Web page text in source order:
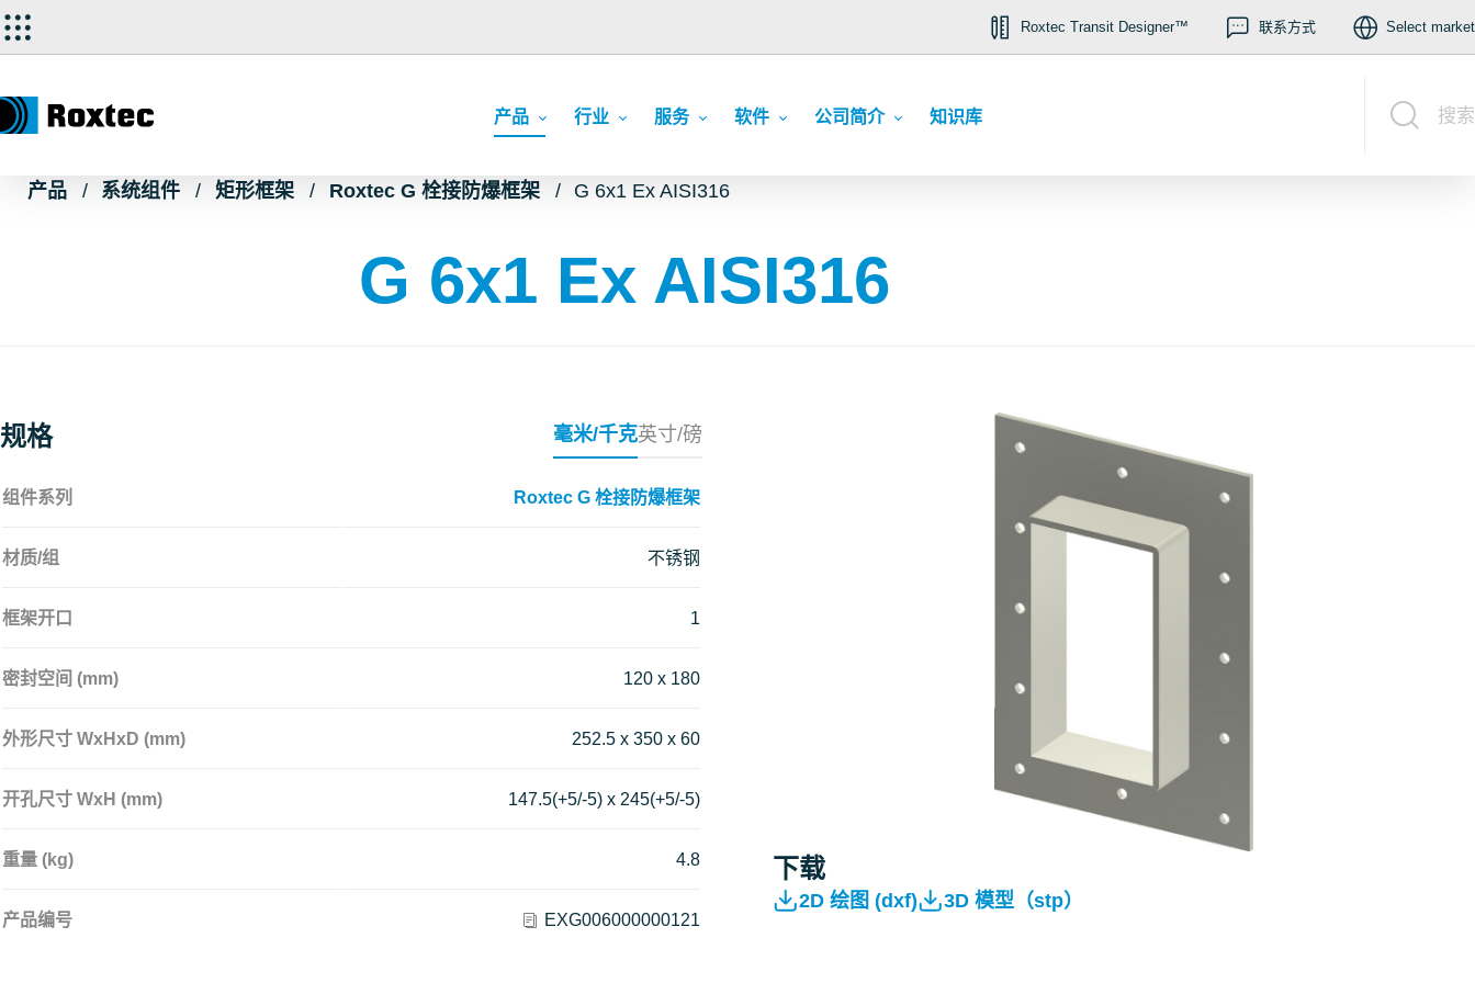
Roxtec Transit Designer™ 联系方式 Select market
产品 行业 服务 软件 公司简介 知识库 搜索
产品 系统组件 矩形框架 Roxtec G 栓接防爆框架 G 6x1 Ex AISI316
G 6x1 Ex AISI316
规格 毫米/千克英寸/磅
组件系列 Roxtec G 栓接防爆框架
材质/组 不锈钢
框架开口 1
密封空间 (mm) 120 x 180
外形尺寸 WxHxD (mm) 252.5 x 350 x 60
开孔尺寸 WxH (mm) 147.5(+5/-5) x 245(+5/-5)
重量 (kg) 4.8
产品编号 EXG006000000121
下载
2D 绘图 (dxf) 3D 模型（stp）